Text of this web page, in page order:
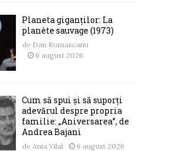
Planeta giganților: La
planète sauvage (1973)
de Dan Romascanu
6 august 2026
Cum să spui și să suporți
adevărul despre propria
familie: „Aniversarea”, de
Andrea Bajani
de Ania Vilal 6 august 2026